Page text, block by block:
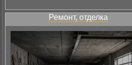
Ремонт, отделка